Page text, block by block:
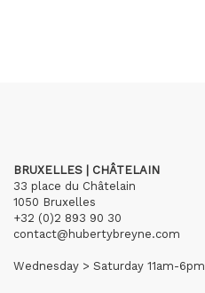
BRUXELLES | CHÂTELAIN
33 place du Châtelain
1050 Bruxelles
+32 (0)2 893 90 30
contact@hubertybreyne.com
Wednesday > Saturday 11am-6pm